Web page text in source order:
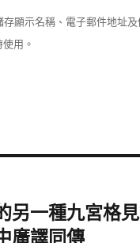
存顯示名稱、電子郵件地址
用。
另一種九宮格
廣譯同傳